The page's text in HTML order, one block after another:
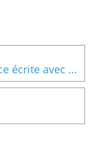
Le son /o/ - Le son o fermé - Trace écrite avec Qr code